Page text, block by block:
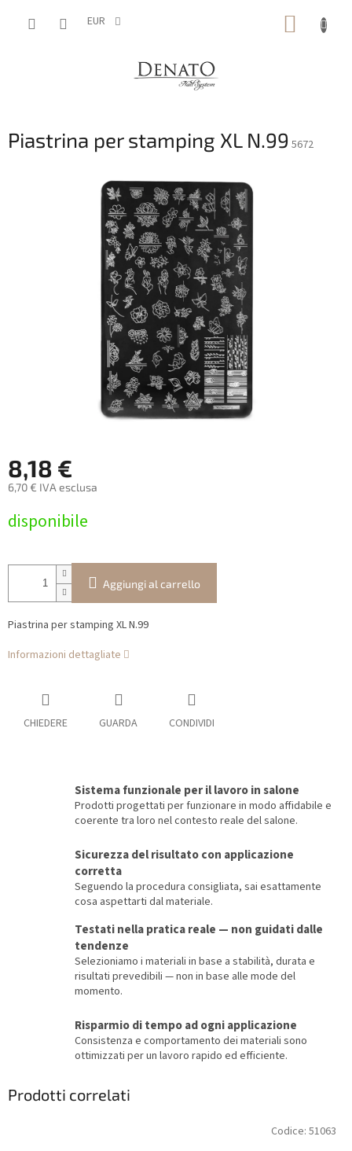
EUR
Piastrina per stamping XL N.99 5672
8,18 €
6,70 € IVA esclusa
della
disponibile
Aggiungi al carrello
Piastrina per stamping XL N.99
Informazioni dettagliate
CHIEDERE GUARDA CONDIVIDI
Sistema funzionale per il lavoro in salone
Prodotti progettati per funzionare in modo affidabile e
coerente tra loro nel contesto reale del salone.
Sicurezza del risultato con applicazione
corretta
Seguendo la procedura consigliata, sai esattamente
cosa aspettarti dal materiale.
Testati nella pratica reale — non guidati dalle
tendenze
Selezioniamo i materiali in base a stabilità, durata e
risultati prevedibili — non in base alle mode del
momento.
Risparmio di tempo ad ogni applicazione
Consistenza e comportamento dei materiali sono
ottimizzati per un lavoro rapido ed efficiente.
Prodotti correlati
Codice: 51063